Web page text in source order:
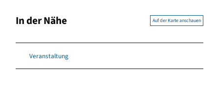
In der Nähe Auf der Karte anschauen
Veranstaltung